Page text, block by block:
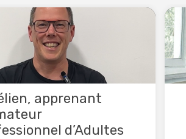
apprenant
d’Adultes